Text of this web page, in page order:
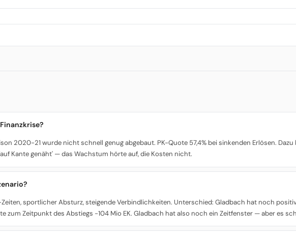
2020-21 wurde nicht schnell genug abgebaut. PK-Quote 57,4% bei sinkenden Erlösen.
Kante genäht' — das Wachstum hörte auf, die Kosten nicht.
Zeiten, sportlicher Absturz, steigende Verbindlichkeiten. Unterschied: Gladbach hat noch
zum Zeitpunkt des Abstiegs -104 Mio EK. Gladbach hat also noch ein Zeitfenster — aber es